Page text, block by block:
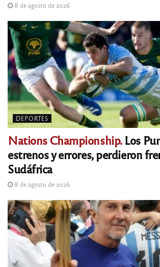
8 de agosto de 2026
DEPORTES
Nations Championship.Los
estrenos y errores, perdieron
Sudáfrica
8 de agosto de 2026